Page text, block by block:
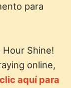
para
Shine!
online,
aquí para